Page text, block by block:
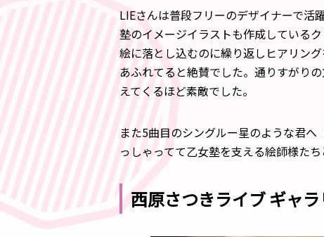
LIEさんは普段フリーのデザイナーで活
塾のイメージイラストも作成している
絵に落とし込むのに繰り返しヒアリン
あふれてると絶賛でした。通りすがり
えてくるほど素敵でした。
また5曲目のシングルー星のような君
っしゃってて乙女塾を支える絵師様た
西原さつきライブ ギャラ